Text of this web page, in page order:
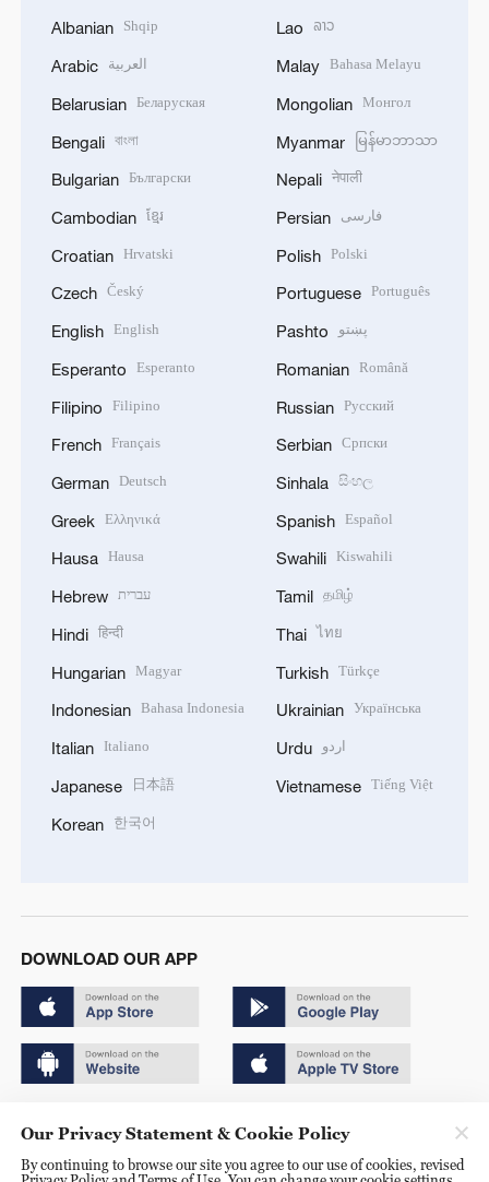
Albanian Shqip
Arabic العربية
Belarusian Беларуская
Bengali বাংলা
Bulgarian Български
Cambodian ខ្មែរ
Croatian Hrvatski
Czech Český
English English
Esperanto Esperanto
Filipino Filipino
French Français
German Deutsch
Greek Ελληνικά
Hausa Hausa
Hebrew עברית
Hindi हिन्दी
Hungarian Magyar
Indonesian Bahasa Indonesia
Italian Italiano
Japanese 日本語
Korean 한국어
Lao ລາວ
Malay Bahasa Melayu
Mongolian Монгол
Myanmar မြန်မာဘာသာ
Nepali नेपाली
Persian فارسی
Polish Polski
Portuguese Português
Pashto پښتو
Romanian Română
Russian Русский
Serbian Српски
Sinhala සිංහල
Spanish Español
Swahili Kiswahili
Tamil தமிழ்
Thai ไทย
Turkish Türkçe
Ukrainian Українська
Urdu اردو
Vietnamese Tiếng Việt
DOWNLOAD OUR APP
京ICP备20000184号
Our Privacy Statement & Cookie Policy
By continuing to browse our site you agree to our use of cookies, revised